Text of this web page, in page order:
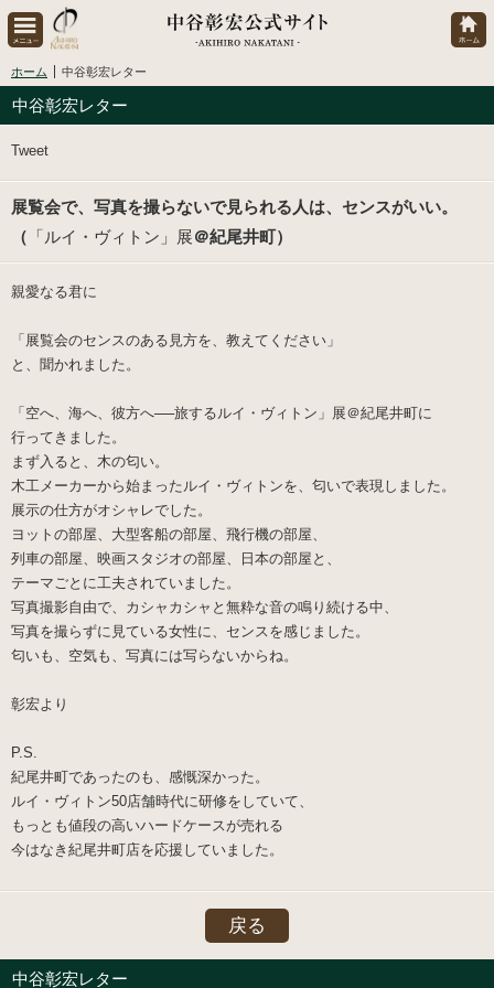
ホーム 中谷彰宏レター
中谷彰宏レター
Tweet
展覧会で、写真を撮らないで見られる人は、センスがいい。
（ 「ルイ・ヴィトン」展＠紀尾井町）
親愛なる君に
「展覧会のセンスのある見方を、教えてください」
と、聞かれました。
「空へ、海へ、彼方へ──旅するルイ・ヴィトン」展＠紀尾井町に
行ってきました。
まず入ると、木の匂い。
木工メーカーから始まったルイ・ヴィトンを、匂いで表現しました。
展示の仕方がオシャレでした。
ヨットの部屋、大型客船の部屋、飛行機の部屋、
列車の部屋、映画スタジオの部屋、日本の部屋と、
テーマごとに工夫されていました。
写真撮影自由で、カシャカシャと無粋な音の鳴り続ける中、
写真を撮らずに見ている女性に、センスを感じました。
匂いも、空気も、写真には写らないからね。
彰宏より
P.S.
紀尾井町であったのも、感慨深かった。
ルイ・ヴィトン50店舗時代に研修をしていて、
もっとも値段の高いハードケースが売れる
今はなき紀尾井町店を応援していました。
戻る
中谷彰宏レター